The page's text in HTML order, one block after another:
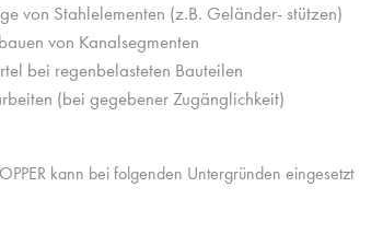
von Stahlelementen (z.B. Geländer- stützen)
von Kanalsegmenten
bei regenbelasteten Bauteilen
(bei gegebener Zugänglichkeit)
kann bei folgenden Untergründen eingesetzt